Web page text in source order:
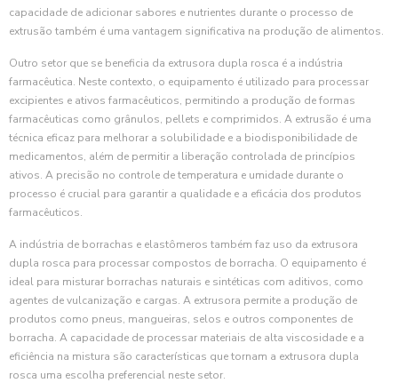
capacidade de adicionar sabores e nutrientes durante o processo de
extrusão também é uma vantagem significativa na produção de alimentos.
Outro setor que se beneficia da extrusora dupla rosca é a indústria
farmacêutica. Neste contexto, o equipamento é utilizado para processar
excipientes e ativos farmacêuticos, permitindo a produção de formas
farmacêuticas como grânulos, pellets e comprimidos. A extrusão é uma
técnica eficaz para melhorar a solubilidade e a biodisponibilidade de
medicamentos, além de permitir a liberação controlada de princípios
ativos. A precisão no controle de temperatura e umidade durante o
processo é crucial para garantir a qualidade e a eficácia dos produtos
farmacêuticos.
A indústria de borrachas e elastômeros também faz uso da extrusora
dupla rosca para processar compostos de borracha. O equipamento é
ideal para misturar borrachas naturais e sintéticas com aditivos, como
agentes de vulcanização e cargas. A extrusora permite a produção de
produtos como pneus, mangueiras, selos e outros componentes de
borracha. A capacidade de processar materiais de alta viscosidade e a
eficiência na mistura são características que tornam a extrusora dupla
rosca uma escolha preferencial neste setor.